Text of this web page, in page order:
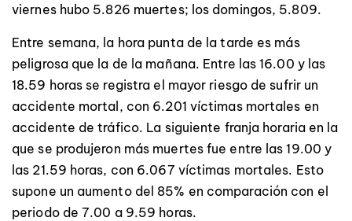
viernes hubo 5.826 muertes; los domingos, 5.809.
Entre semana, la hora punta de la tarde es más
peligrosa que la de la mañana. Entre las 16.00 y las
18.59 horas se registra el mayor riesgo de sufrir un
accidente mortal, con 6.201 víctimas mortales en
accidente de tráfico. La siguiente franja horaria en la
que se produjeron más muertes fue entre las 19.00 y
las 21.59 horas, con 6.067 víctimas mortales. Esto
supone un aumento del 85% en comparación con el
periodo de 7.00 a 9.59 horas.